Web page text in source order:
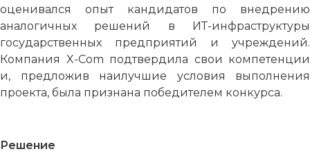
оценивался опыт кандидатов по внедрению
аналогичных решений в ИТ-инфраструктуры
государственных предприятий и учреждений.
Компания X-Com подтвердила свои компетенции
и, предложив наилучшие условия выполнения
проекта, была признана победителем конкурса.
Решение